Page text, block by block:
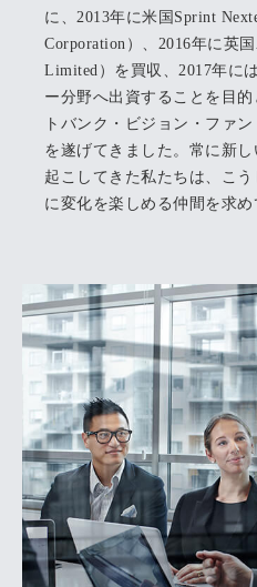
に、2013年に米国Sprint
Corporation）、2016年に英
Limited）を買収、2017年に
ー分野へ出資することを目
トバンク・ビジョン・ファ
を遂げてきました。常に新
起こしてきた私たちは、こ
に変化を楽しめる仲間を求め